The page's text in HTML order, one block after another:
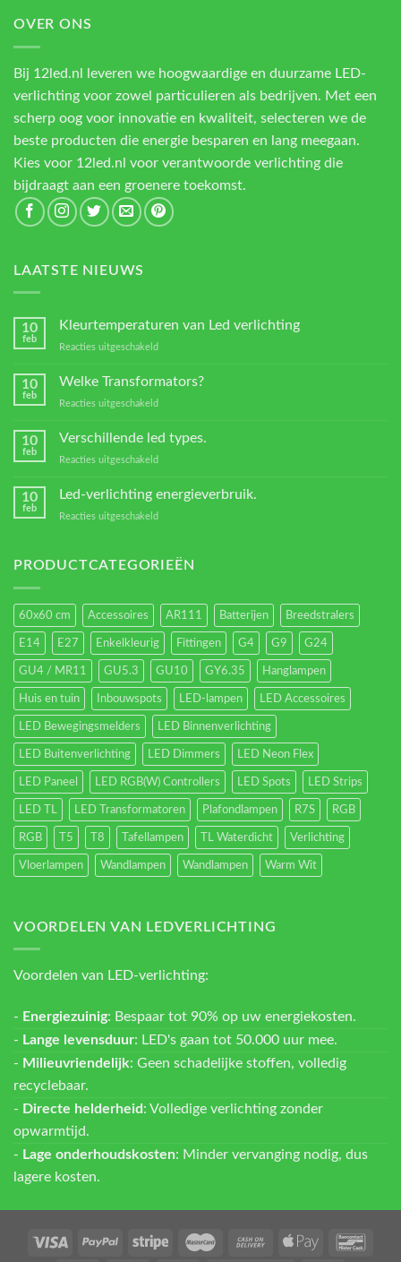
OVER ONS
Bij 12led.nl leveren we hoogwaardige en duurzame LED-
verlichting voor zowel particulieren als bedrijven. Met een
scherp oog voor innovatie en kwaliteit, selecteren we de
beste producten die energie besparen en lang meegaan.
Kies voor 12led.nl voor verantwoorde verlichting die
bijdraagt aan een groenere toekomst.
LAATSTE NIEUWS
10
feb
Kleurtemperaturen van Led verlichting
Reacties uitgeschakeld
van
verlichting
10
feb
Welke Transformators?
Reacties uitgeschakeld
Transformators?
10
feb
Verschillende led types.
Reacties uitgeschakeld
led
10
feb
Led-verlichting energieverbruik.
Reacties uitgeschakeld
energieverbruik.
PRODUCTCATEGORIEËN
60x60 cm Accessoires AR111 Batterijen Breedstralers
E14 E27 Enkelkleurig Fittingen G4 G9 G24
GU4 / MR11 GU5.3 GU10 GY6.35 Hanglampen
Huis en tuin Inbouwspots LED-lampen LED Accessoires
LED Bewegingsmelders LED Binnenverlichting
LED Buitenverlichting LED Dimmers LED Neon Flex
LED Paneel LED RGB(W) Controllers LED Spots LED Strips
LED TL LED Transformatoren Plafondlampen R7S RGB
RGB T5 T8 Tafellampen TL Waterdicht Verlichting
Vloerlampen Wandlampen Wandlampen Warm Wit
VOORDELEN VAN LEDVERLICHTING
Voordelen van LED-verlichting:
- Energiezuinig: Bespaar tot 90% op uw energiekosten.
- Lange levensduur: LED's gaan tot 50.000 uur mee.
- Milieuvriendelijk: Geen schadelijke stoffen, volledig
recyclebaar.
- Directe helderheid : Volledige verlichting zonder
opwarmtijd.
- Lage onderhoudskosten: Minder vervanging nodig, dus
lagere kosten.